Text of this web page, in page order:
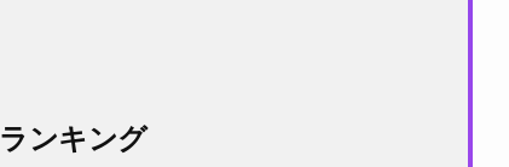
ランキング